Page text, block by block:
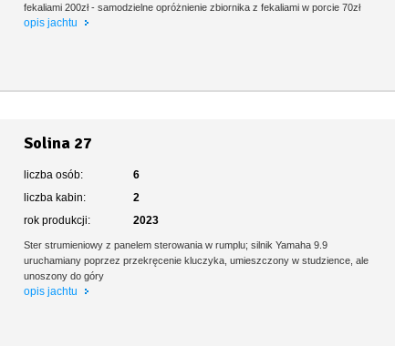
fekaliami 200zł - samodzielne opróżnienie zbiornika z fekaliami w porcie 70zł
opis jachtu
Solina 27
liczba osób:
6
liczba kabin:
2
rok produkcji:
2023
Ster strumieniowy z panelem sterowania w rumplu; silnik Yamaha 9.9
uruchamiany poprzez przekręcenie kluczyka, umieszczony w studzience, ale
unoszony do góry
opis jachtu